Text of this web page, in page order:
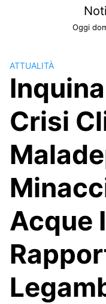
Oggi
ATTUALITÀ
Crisi
Acque